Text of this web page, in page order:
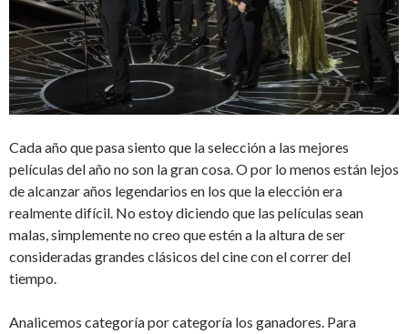
Cada año que pasa siento que la selección a las mejores
películas del año no son la gran cosa. O por lo menos están lejos
de alcanzar años legendarios en los que la elección era
realmente difícil. No estoy diciendo que las películas sean
malas, simplemente no creo que estén a la altura de ser
consideradas grandes clásicos del cine con el correr del
tiempo.
Analicemos categoría por categoría los ganadores. Para